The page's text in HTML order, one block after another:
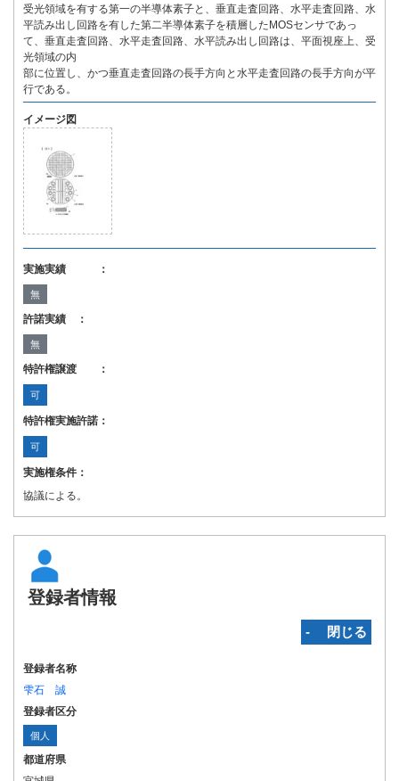
受光領域を有する第一の半導体素子と、垂直走査回路、水平走査回路、水
平読み出し回路を有した第二半導体素子を積層したMOSセンサであっ
て、垂直走査回路、水平走査回路、水平読み出し回路は、平面視座上、受
光領域の内
部に位置し、かつ垂直走査回路の長手方向と水平走査回路の長手方向が平
行である。
イメージ図
実施実績 ：
無
許諾実績 ：
無
特許権譲渡 ：
可
特許権実施許諾：
可
実施権条件：
協議による。
登録者情報
‐ 閉じる
登録者名称
雫石 誠
登録者区分
個人
都道府県